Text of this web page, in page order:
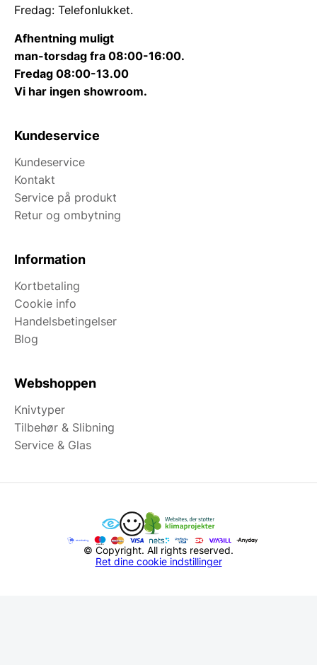
Fredag: Telefonlukket.
Afhentning muligt
man-torsdag fra 08:00-16:00.
Fredag 08:00-13.00
Vi har ingen showroom.
Kundeservice
Kundeservice
Kontakt
Service på produkt
Retur og ombytning
Information
Kortbetaling
Cookie info
Handelsbetingelser
Blog
Webshoppen
Knivtyper
Tilbehør & Slibning
Service & Glas
© Copyright. All rights reserved.
Ret dine cookie indstillinger